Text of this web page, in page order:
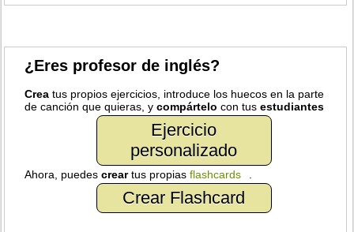
¿Eres profesor de inglés?
Crea tus propios ejercicios, introduce los huecos en la parte
de canción que quieras, ycompártelo con tusestudiantes
Ejercicio
personalizado
Ahora, puedescreartus propiasflashcards
Crear Flashcard